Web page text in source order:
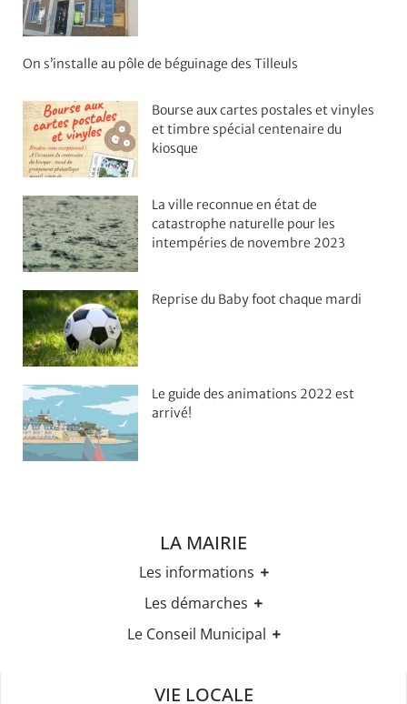
On s’installe au pôle de béguinage des Tilleuls
Bourse aux cartes postales et vinyles
et timbre spécial centenaire du
kiosque
La ville reconnue en état de
catastrophe naturelle pour les
intempéries de novembre 2023
Reprise du Baby foot chaque mardi
Le guide des animations 2022 est
arrivé!
LA MAIRIE
Les informations
Les horaires
Les élections
Stationnement
Les démarches
Etat-civil
Recensement militaire
Mariage & Pacs
Le Conseil Municipal
VIE LOCALE